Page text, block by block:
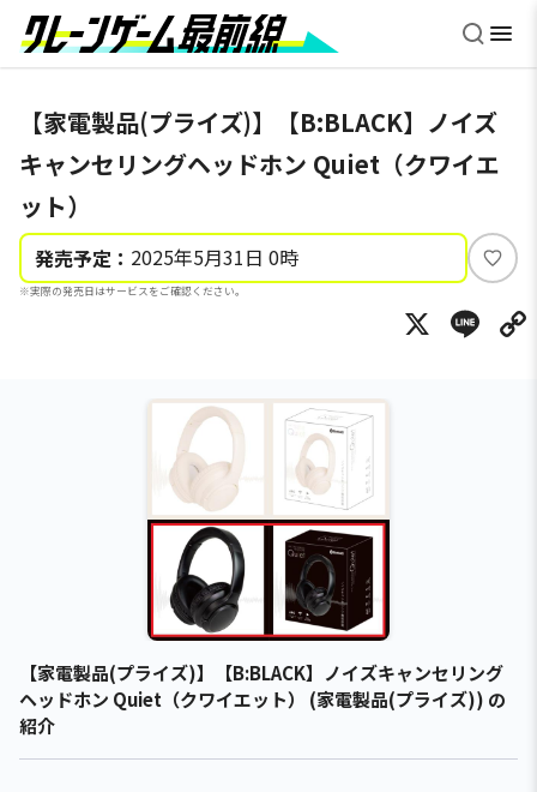
【家電製品(プライズ)】【B:BLACK】ノイズ
キャンセリングヘッドホン Quiet（クワイエ
ット）
発売予定： 2025年5月31日 0時
※実際の発売日はサービスをご確認ください。
い
ね
X
【家電製品(プライズ)】【B:BLACK】ノイズキャンセリング
ヘッドホン Quiet（クワイエット） (家電製品(プライズ)) の
紹介